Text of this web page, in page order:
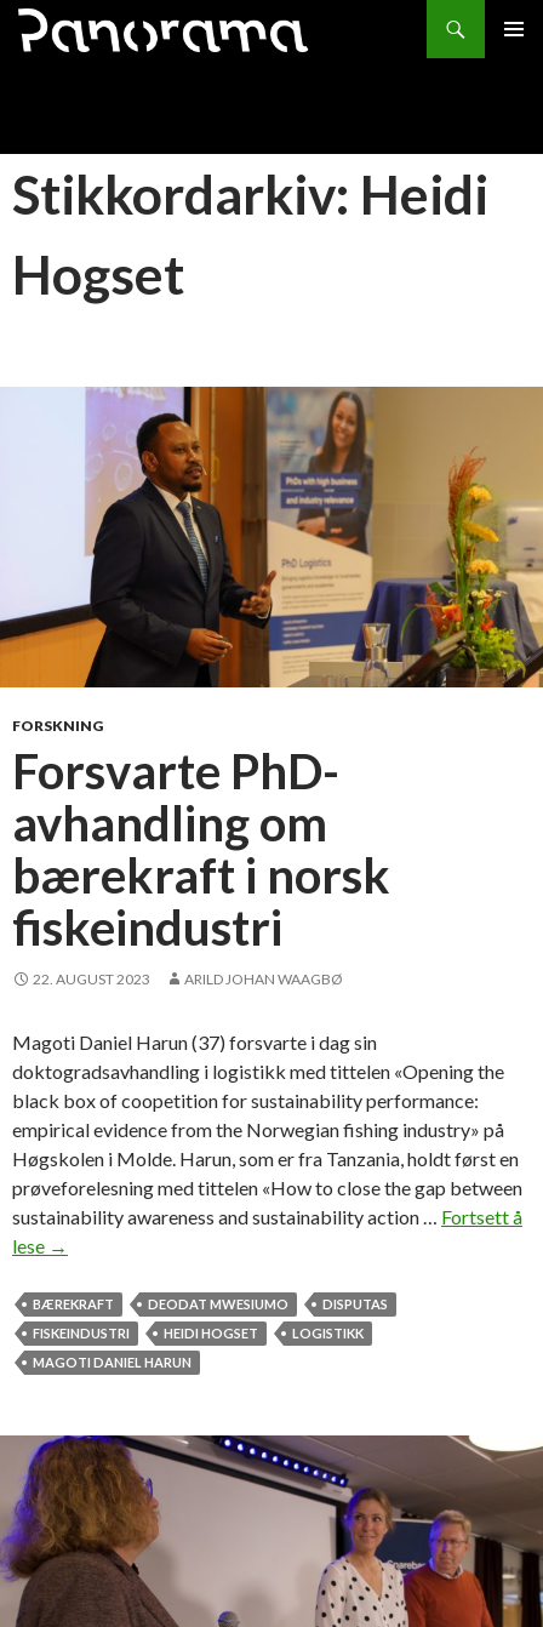
Søk
HOPP
Stikkordarkiv: Heidi
Hogset
FORSKNING
Forsvarte PhD-
avhandling om
bærekraft i norsk
fiskeindustri
22. AUGUST 2023 ARILD JOHAN WAAGBØ
Magoti Daniel Harun (37) forsvarte i dag sin
doktogradsavhandling i logistikk med tittelen «Opening the
black box of coopetition for sustainability performance:
empirical evidence from the Norwegian fishing industry» på
Høgskolen i Molde. Harun, som er fra Tanzania, holdt først en
prøveforelesning med tittelen «How to close the gap between
sustainability awareness and sustainability action … Fortsett å
lese F
r
s
v
t
e
P
h
D
→
BÆREKRAFT DEODAT MWESIUMO
DISPUTAS
FISKEINDUSTRI
HEIDI HOGSET
LOGISTIKK
MAGOTI DANIEL HARUN